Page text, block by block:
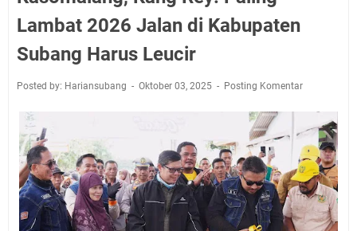
Lambat 2026 Jalan di Kabupaten
Subang Harus Leucir
Posted by: Hariansubang Oktober 03, 2025 Posting Komentar